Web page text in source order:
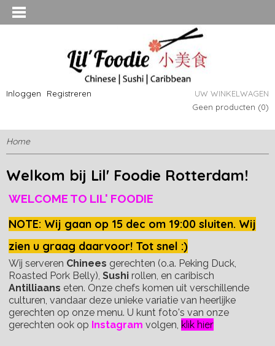
Inloggen Registreren
UW WINKELWAGEN
Geen producten (0)
Home
Welkom bij Lil' Foodie Rotterdam!
WELCOME TO LIL' FOODIE
NOTE: Wij gaan op 15 dec om 19:00 sluiten. Wij
zien u graag daarvoor! Tot snel :)
Wij serveren Chinees gerechten (o.a. Peking Duck,
Roasted Pork Belly), Sushi rollen, en caribisch
Antilliaans eten. Onze chefs komen uit verschillende
culturen, vandaar deze unieke variatie van heerlijke
gerechten op onze menu. U kunt foto's van onze
gerechten ook op Instagram volgen, klik hier